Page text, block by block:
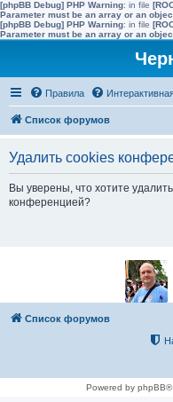
[phpBB Debug] PHP Warning: in file
Parameter must be an array or an
[phpBB Debug] PHP Warning: in file
Parameter must be an array or an
Правила
Список форумов
Удалить cookies
Вы уверены, что хотите
конференцией?
Список форумов
Powered by